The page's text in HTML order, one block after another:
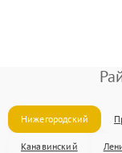
Нижегородский
Канавинский